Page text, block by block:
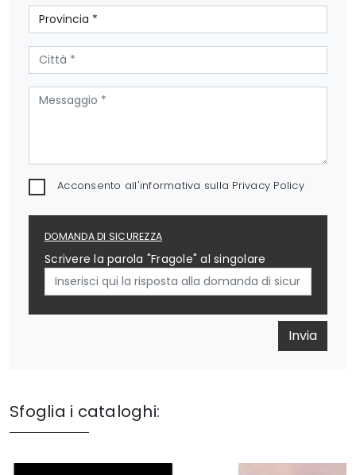
Acconsento all'informativa sulla Privacy Policy
DOMANDA DI SICUREZZA
Scrivere la parola "Fragole" al singolare
Invia
Sfoglia i cataloghi: